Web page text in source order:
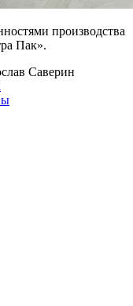
производства
Пак».
Саверин